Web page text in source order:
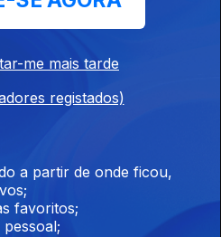
Santos, Filipa
Tavares, Tally,...
Brito, Djarai
Dialó, Ester
me mais tarde
registados)
a partir de onde ficou,
favoritos;